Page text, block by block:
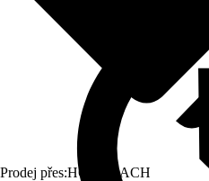
Prodej přes:HORNBACH